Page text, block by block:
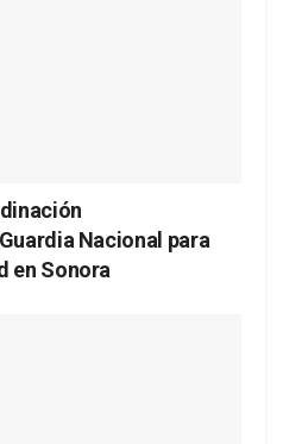
Nacional para
en Sonora